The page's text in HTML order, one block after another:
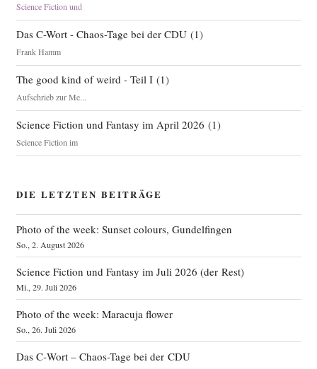
Science Fiction und
Das C-Wort - Chaos-Tage bei der CDU(1)
Frank Hamm
The good kind of weird - Teil I(1)
Aufschrieb zur Me...
Science Fiction und Fantasy im April 2026 (1)
Science Fiction im
DIE LETZTEN BEITRÄGE
Photo of the week: Sunset colours, Gundelfingen
So., 2. August 2026
Science Fiction und Fantasy im Juli 2026 (der Rest)
Mi., 29. Juli 2026
Photo of the week: Maracuja flower
So., 26. Juli 2026
Das C‑Wort – Chaos-Tage bei der CDU